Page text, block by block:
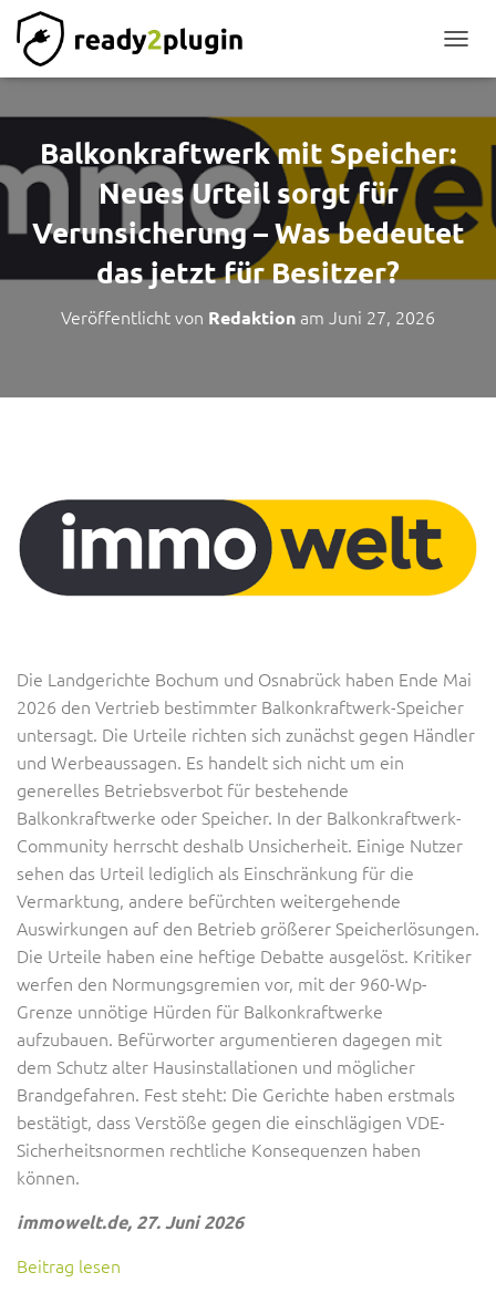
Balkonkraftwerk mit Speicher:
Neues Urteil sorgt für
Verunsicherung – Was bedeutet
das jetzt für Besitzer?
Veröffentlicht von Redaktion am Juni 27, 2026
Die Landgerichte Bochum und Osnabrück haben Ende Mai
2026 den Vertrieb bestimmter Balkonkraftwerk-Speicher
untersagt. Die Urteile richten sich zunächst gegen Händler
und Werbeaussagen. Es handelt sich nicht um ein
generelles Betriebsverbot für bestehende
Balkonkraftwerke oder Speicher. In der Balkonkraftwerk-
Community herrscht deshalb Unsicherheit. Einige Nutzer
sehen das Urteil lediglich als Einschränkung für die
Vermarktung, andere befürchten weitergehende
Auswirkungen auf den Betrieb größerer Speicherlösungen.
Die Urteile haben eine heftige Debatte ausgelöst. Kritiker
werfen den Normungsgremien vor, mit der 960-Wp-
Grenze unnötige Hürden für Balkonkraftwerke
aufzubauen. Befürworter argumentieren dagegen mit
dem Schutz alter Hausinstallationen und möglicher
Brandgefahren. Fest steht: Die Gerichte haben erstmals
bestätigt, dass Verstöße gegen die einschlägigen VDE-
Sicherheitsnormen rechtliche Konsequenzen haben
können.
immowelt.de, 27. Juni 2026
Beitrag lesen